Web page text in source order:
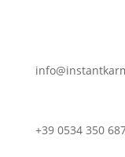
+39 0534 350